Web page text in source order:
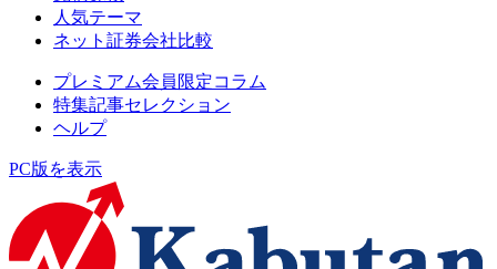
人気テーマ
ネット証券会社比較
プレミアム会員限定コラム
特集記事セレクション
ヘルプ
PC版を表示